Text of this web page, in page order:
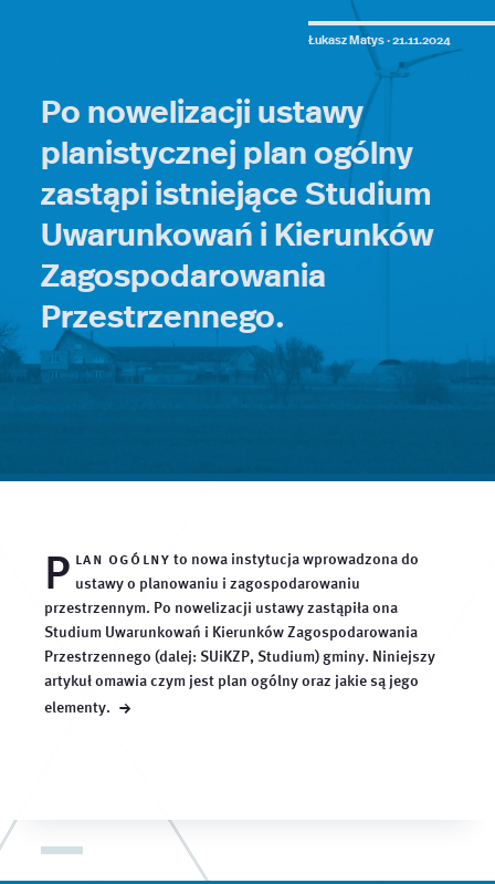
Łukasz Matys ·21.11.2024
Po nowelizacji ustawy
planistycznej plan ogólny
zastąpi istniejące Studium
Uwarunkowań i Kierunków
Zagospodarowania
Przestrzennego.
P lan ogólny to nowa instytucja wprowadzona do
ustawy o planowaniu i zagospodarowaniu
przestrzennym. Po nowelizacji ustawy zastąpiła ona
Studium Uwarunkowań i Kierunków Zagospodarowania
Przestrzennego (dalej: SUiKZP, Studium) gminy. Niniejszy
artykuł omawia czym jest plan ogólny oraz jakie są jego
elementy. →